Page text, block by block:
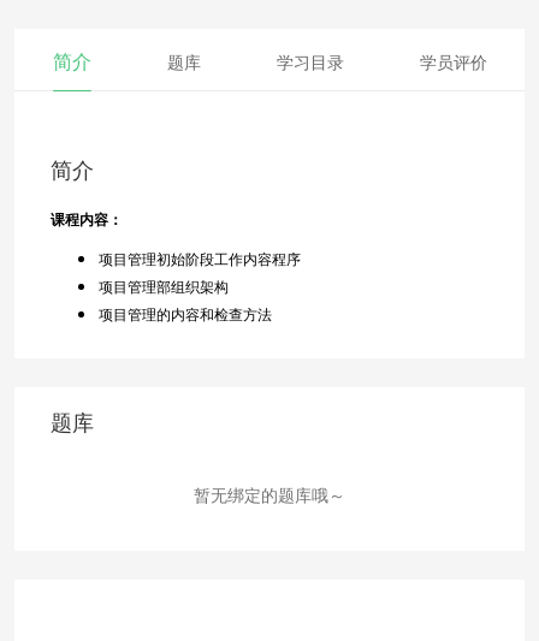
简介 题库 学习目录 学员评价
简介
课程内容：
项目管理初始阶段工作内容程序
项目管理部组织架构
项目管理的内容和检查方法
题库
暂无绑定的题库哦～